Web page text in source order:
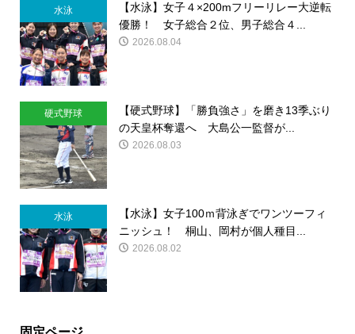
水泳
【水泳】女子４×200mフリーリレー大逆転
優勝！ 女子総合２位、男子総合４...
2026.08.04
硬式野球
【硬式野球】「勝負強さ」を磨き13季ぶり
の天皇杯奪還へ 大島公一監督が...
2026.08.03
水泳
【水泳】女子100ｍ背泳ぎでワンツーフィ
ニッシュ！ 桐山、岡村が個人種目...
2026.08.02